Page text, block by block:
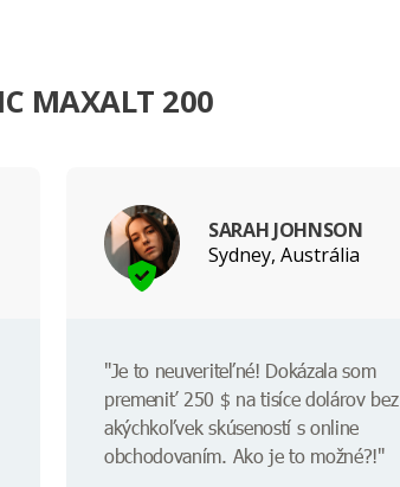
MAXALT 200
SARAH JOHNSON
Sydney, Austrália
"Je to neuveriteľné! Dokázala som
premeniť 250 $ na tisíce dolárov bez
akýchkoľvek skúseností s online
obchodovaním. Ako je to možné?!"